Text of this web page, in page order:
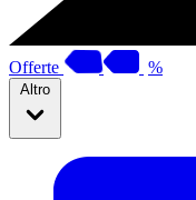
Offerte %
Altro